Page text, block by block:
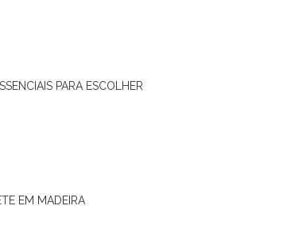
PARA ESCOLHER
EM MADEIRA